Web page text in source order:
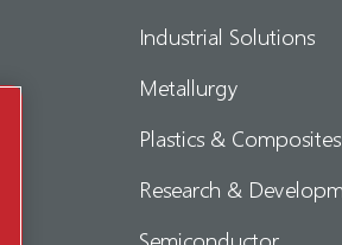
Industrial Solutions
Metallurgy
Plastics & Composites
Research &
Semiconductor